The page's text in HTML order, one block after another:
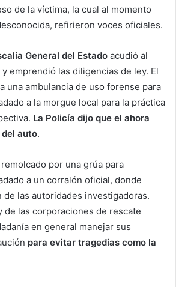
de la víctima, la cual al momento
refirieron voces oficiales.
General del Estado acudió al
emprendió las diligencias de ley. El
una ambulancia de uso forense para
a la morgue local para la práctica
La Policía dijo que el ahora
auto.
por una grúa para
a un corralón oficial, donde
las autoridades investigadoras.
de las corporaciones de rescate
en general manejar sus
para evitar tragedias como la